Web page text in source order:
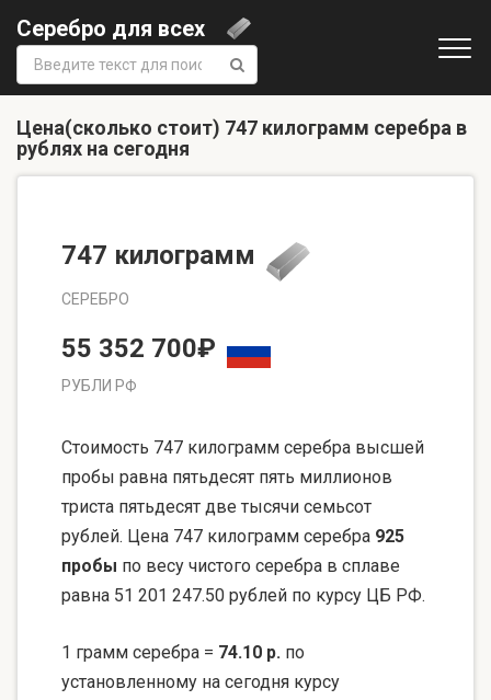
Серебро для всех
Поиск:
Цена(сколько стоит) 747 килограмм серебра в
рублях на сегодня
747 килограмм
СЕРЕБРО
55 352 700₽
РУБЛИ РФ
Стоимость 747 килограмм серебра высшей
пробы равна пятьдесят пять миллионов
триста пятьдесят две тысячи семьсот
рублей. Цена 747 килограмм серебра 925
пробы по весу чистого серебра в сплаве
равна 51 201 247.50 рублей по курсу ЦБ РФ.
1 грамм серебра = 74.10 р. по
установленному на сегодня курсу